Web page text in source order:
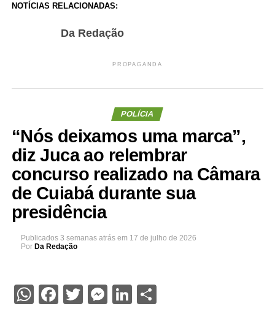
NOTÍCIAS RELACIONADAS:
Da Redação
PROPAGANDA
POLÍCIA
“Nós deixamos uma marca”,
diz Juca ao relembrar
concurso realizado na Câmara
de Cuiabá durante sua
presidência
Publicados 3 semanas atrás em 17 de julho de 2026
Por Da Redação
WhatsApp
Facebook
Twitter
Messenger
LinkedIn
Share